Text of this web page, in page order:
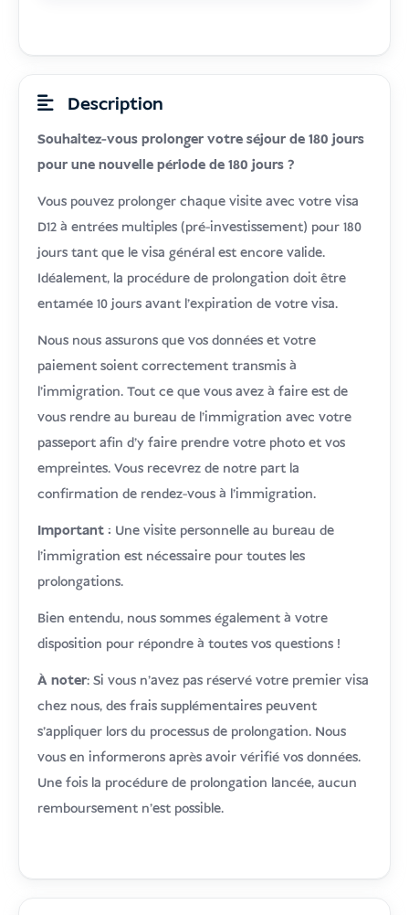
Description
Souhaitez-vous prolonger votre séjour de 180 jours
pour une nouvelle période de 180 jours ?
Vous pouvez prolonger chaque visite avec votre visa
D12 à entrées multiples (pré-investissement) pour 180
jours tant que le visa général est encore valide.
Idéalement, la procédure de prolongation doit être
entamée 10 jours avant l'expiration de votre visa.
Nous nous assurons que vos données et votre
paiement soient correctement transmis à
l’immigration. Tout ce que vous avez à faire est de
vous rendre au bureau de l’immigration avec votre
passeport afin d’y faire prendre votre photo et vos
empreintes. Vous recevrez de notre part la
confirmation de rendez-vous à l’immigration.
Important : Une visite personnelle au bureau de
l'immigration est nécessaire pour toutes les
prolongations.
Bien entendu, nous sommes également à votre
disposition pour répondre à toutes vos questions !
À noter: Si vous n’avez pas réservé votre premier visa
chez nous, des frais supplémentaires peuvent
s’appliquer lors du processus de prolongation. Nous
vous en informerons après avoir vérifié vos données.
Une fois la procédure de prolongation lancée, aucun
remboursement n’est possible.